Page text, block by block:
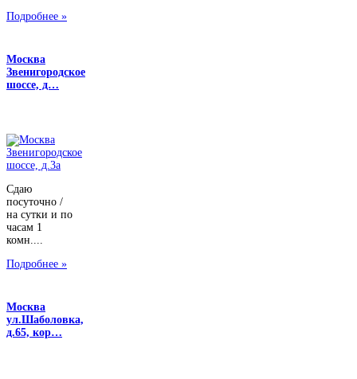
Подробнее »
Москва
Звенигородское
шоссе, д…
Сдаю
посуточно /
на сутки и по
часам 1
комн....
Подробнее »
Москва
ул.Шаболовка,
д.65, кор…